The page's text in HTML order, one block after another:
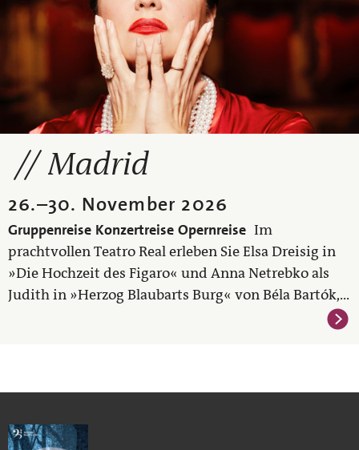
Madrid
26.–30. November 2026
Gruppenreise Konzertreise Opernreise Im
prachtvollen Teatro Real erleben Sie Elsa Dreisig in
»Die Hochzeit des Figaro« und Anna Netrebko als
Judith in »Herzog Blaubarts Burg« von Béla Bartók,...